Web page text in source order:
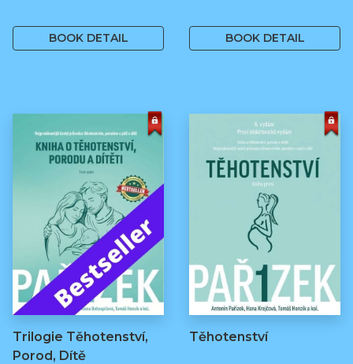
BOOK DETAIL BOOK DETAIL
Trilogie Těhotenství,
Porod, Dítě
Těhotenství